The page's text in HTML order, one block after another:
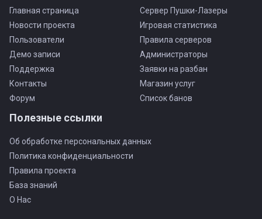
Главная страница
Новости проекта
Пользователи
Демо записи
Поддержка
Контакты
Форум
Сервер Пушки-Лазеры
Игровая статистика
Правила серверов
Администраторы
Заявки на разбан
Магазин услуг
Список банов
Полезные ссылки
Об обработке персональных данных
Политика конфиденциальности
Правила проекта
База знаний
О Нас